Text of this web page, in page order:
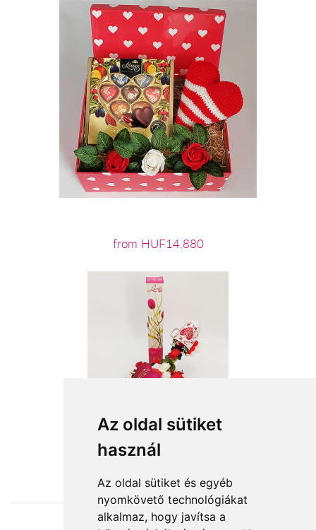
Az oldal sütiket
használ
Az oldal sütiket és egyéb
nyomkövető technológiákat
alkalmaz, hogy javítsa a
from HUF14,880
from HUF14,400